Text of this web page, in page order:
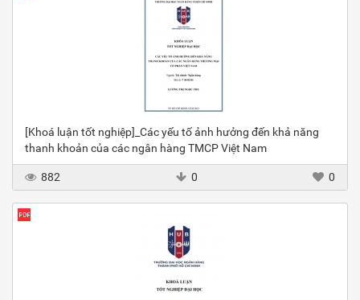
[Khoá luận tốt nghiệp]_Các yếu tố ảnh hưởng đến khả năng
thanh khoản của các ngân hàng TMCP Việt Nam
882 0 0